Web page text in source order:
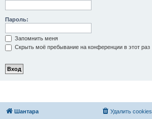
Пароль:
Запомнить меня
Скрыть моё пребывание на конференции в этот раз
Шантара Удалить cookies